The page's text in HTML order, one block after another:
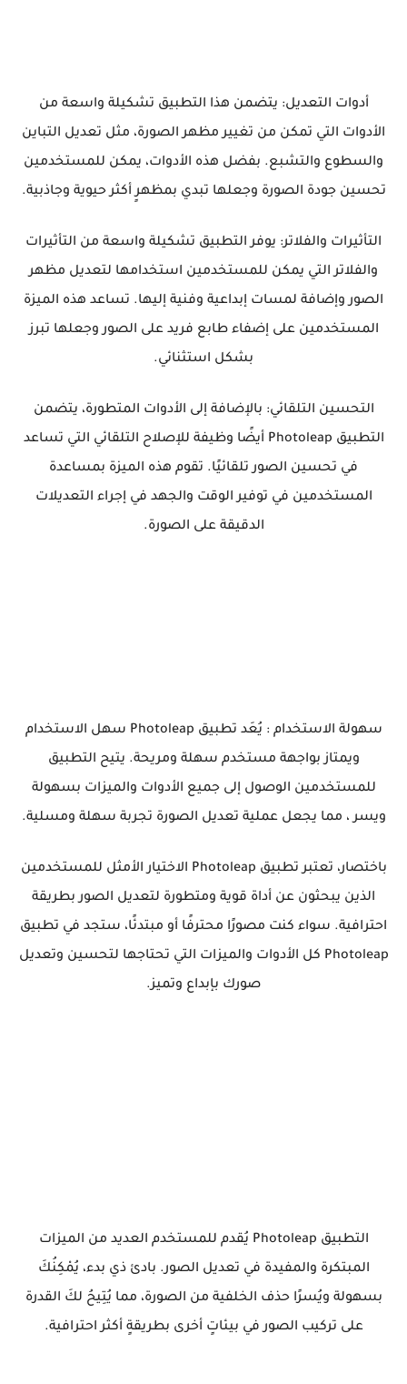
أدوات التعديل: يتضمن هذا التطبيق تشكيلة واسعة من
الأدوات التي تمكن من تغيير مظهر الصورة، مثل تعديل التباين
والسطوع والتشبع. بفضل هذه الأدوات، يمكن للمستخدمين
تحسين جودة الصورة وجعلها تبدي بمظهرٍ أكثر حيوية وجاذبية.
التأثيرات والفلاتر: يوفر التطبيق تشكيلة واسعة من التأثيرات
والفلاتر التي يمكن للمستخدمين استخدامها لتعديل مظهر
الصور وإضافة لمسات إبداعية وفنية إليها. تساعد هذه الميزة
المستخدمين على إضفاء طابع فريد على الصور وجعلها تبرز
بشكل استثنائي.
التحسين التلقائي: بالإضافة إلى الأدوات المتطورة، يتضمن
التطبيق Photoleap أيضًا وظيفة للإصلاح التلقائي التي تساعد
في تحسين الصور تلقائيًا. تقوم هذه الميزة بمساعدة
المستخدمين في توفير الوقت والجهد في إجراء التعديلات
الدقيقة على الصورة.
سهولة الاستخدام : يُعَد تطبيق Photoleap سهل الاستخدام
ويمتاز بواجهة مستخدم سهلة ومريحة. يتيح التطبيق
للمستخدمين الوصول إلى جميع الأدوات والميزات بسهولة
ويسر ، مما يجعل عملية تعديل الصورة تجربة سهلة ومسلية.
باختصار، تعتبر تطبيق Photoleap الاختيار الأمثل للمستخدمين
الذين يبحثون عن أداة قوية ومتطورة لتعديل الصور بطريقة
احترافية. سواء كنت مصورًا محترفًا أو مبتدئًا، ستجد في تطبيق
Photoleap كل الأدوات والميزات التي تحتاجها لتحسين وتعديل
صورك بإبداع وتميز.
التطبيق Photoleap يُقدم للمستخدم العديد من الميزات
المبتكرة والمفيدة في تعديل الصور. بادئ ذي بدء، يُمْكِنُكَ
بسهولة ويُسرًا حذف الخلفية من الصورة، مما يُتِيحُ لكَ القدرة
على تركيب الصور في بيئاتٍ أخرى بطريقةٍ أكثر احترافية.